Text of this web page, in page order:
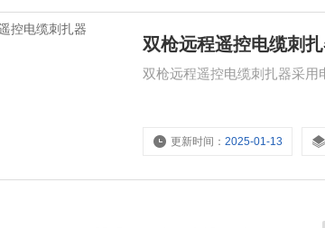
双枪远程遥控电缆刺
双枪远程遥控电缆刺扎器采用
更新时间：2025-01-13